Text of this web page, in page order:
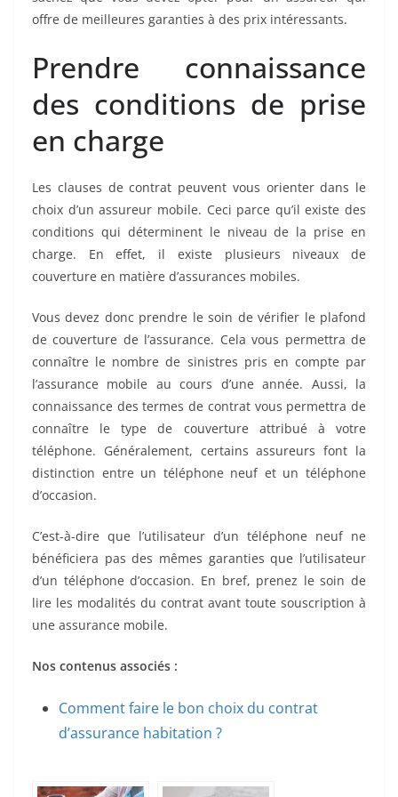
offre de meilleures garanties à des prix intéressants.
Prendre connaissance
des conditions de prise
en charge
Les clauses de contrat peuvent vous orienter dans le
choix d’un assureur mobile. Ceci parce qu’il existe des
conditions qui déterminent le niveau de la prise en
charge. En effet, il existe plusieurs niveaux de
couverture en matière d’assurances mobiles.
Vous devez donc prendre le soin de vérifier le plafond
de couverture de l’assurance. Cela vous permettra de
connaître le nombre de sinistres pris en compte par
l’assurance mobile au cours d’une année. Aussi, la
connaissance des termes de contrat vous permettra de
connaître le type de couverture attribué à votre
téléphone. Généralement, certains assureurs font la
distinction entre un téléphone neuf et un téléphone
d’occasion.
C’est-à-dire que l’utilisateur d’un téléphone neuf ne
bénéficiera pas des mêmes garanties que l’utilisateur
d’un téléphone d’occasion. En bref, prenez le soin de
lire les modalités du contrat avant toute souscription à
une assurance mobile.
Nos contenus associés :
Comment faire le bon choix du contrat
d’assurance habitation ?